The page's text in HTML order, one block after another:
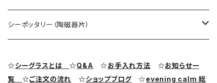
シーグラス ペンダントヘッド（トップ）
アクセサリー用シーグラス
シーポッタリー（陶磁器片）
☆シーグラスとは☆Q&A ☆お手入れ方法 ☆お知らせ一
覧 ☆ご注文の流れ ☆ショップブログ ☆evening calm 総